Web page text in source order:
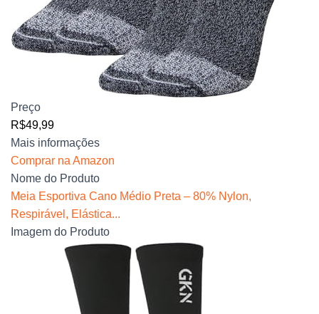
Preço
R$49,99
Mais informações
Comprar na Amazon
Nome do Produto
Meia Esportiva Cano Médio Preta – 80% Nylon,
Respirável, Elástica...
Imagem do Produto